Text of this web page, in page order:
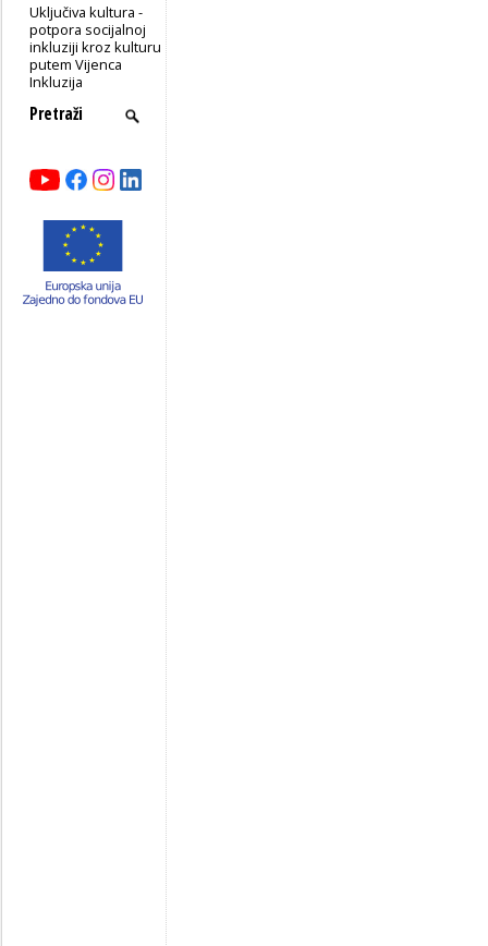
Uključiva kultura -
potpora socijalnoj
inkluziji kroz kulturu
putem Vijenca
Inkluzija